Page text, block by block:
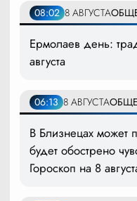
08:02 8 АВГУСТА
Ермолаев день:
августа
06:13 8 АВГУСТА
В Близнецах может
будет обострено
Гороскоп на 8